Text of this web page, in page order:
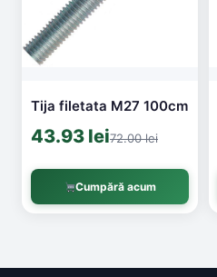
Tija filetata M27 100cm
43.93 lei72.00 lei
Cumpără acum